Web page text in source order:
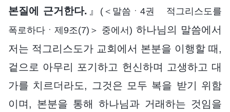
본질에 근거한다. 』 (＜말씀ㆍ4권 적그리스도를
폭로하다ㆍ제9조(7)＞ 중에서) 하나님의 말씀에서
저는 적그리스도가 교회에서 본분을 이행할 때,
겉으로 아무리 포기하고 헌신하며 고생하고 대
가를 치르더라도, 그것은 모두 복을 받기 위함
이며, 본분을 통해 하나님과 거래하는 것임을